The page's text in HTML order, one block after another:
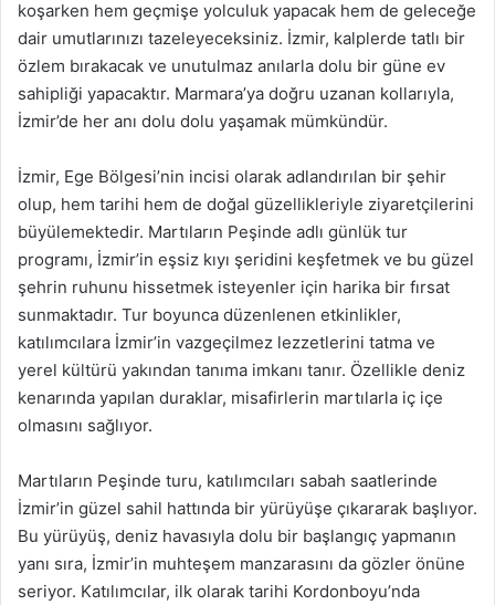
koşarken hem geçmişe yolculuk yapacak hem de geleceğe
dair umutlarınızı tazeleyeceksiniz. İzmir, kalplerde tatlı bir
özlem bırakacak ve unutulmaz anılarla dolu bir güne ev
sahipliği yapacaktır. Marmara’ya doğru uzanan kollarıyla,
İzmir’de her anı dolu dolu yaşamak mümkündür.
İzmir, Ege Bölgesi’nin incisi olarak adlandırılan bir şehir
olup, hem tarihi hem de doğal güzellikleriyle ziyaretçilerini
büyülemektedir. Martıların Peşinde adlı günlük tur
programı, İzmir’in eşsiz kıyı şeridini keşfetmek ve bu güzel
şehrin ruhunu hissetmek isteyenler için harika bir fırsat
sunmaktadır. Tur boyunca düzenlenen etkinlikler,
katılımcılara İzmir’in vazgeçilmez lezzetlerini tatma ve
yerel kültürü yakından tanıma imkanı tanır. Özellikle deniz
kenarında yapılan duraklar, misafirlerin martılarla iç içe
olmasını sağlıyor.
Martıların Peşinde turu, katılımcıları sabah saatlerinde
İzmir’in güzel sahil hattında bir yürüyüşe çıkararak başlıyor.
Bu yürüyüş, deniz havasıyla dolu bir başlangıç yapmanın
yanı sıra, İzmir’in muhteşem manzarasını da gözler önüne
seriyor. Katılımcılar, ilk olarak tarihi Kordonboyu’nda